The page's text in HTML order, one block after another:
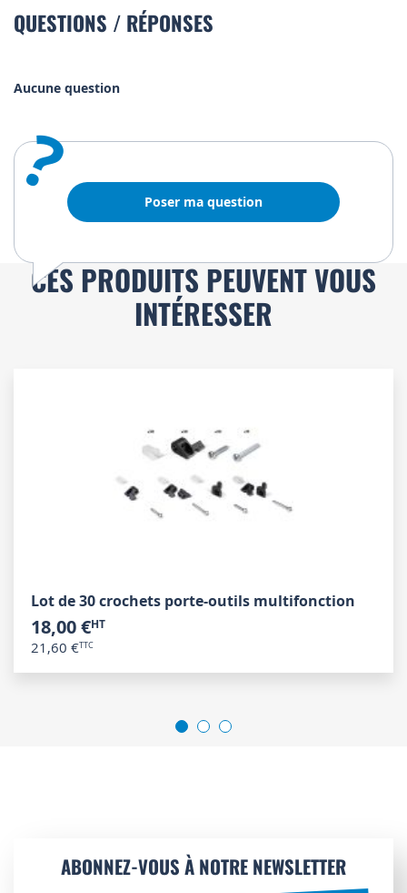
QUESTIONS / RÉPONSES
Aucune question
? Poser ma question
CES PRODUITS PEUVENT VOUS
INTÉRESSER
Lot de 30 crochets porte-outils multifonction
18,00 €
21,60 €
ABONNEZ-VOUS À NOTRE NEWSLETTER